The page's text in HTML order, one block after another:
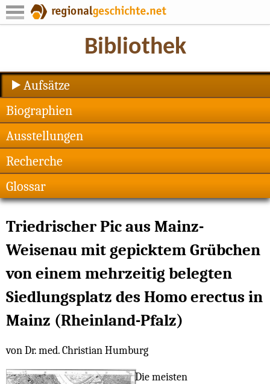
Aufsätze
Biographien
Ausstellungen
Recherche
Glossar
Triedrischer Pic aus Mainz-
Weisenau mit gepicktem Grübchen
von einem mehrzeitig belegten
Siedlungsplatz des Homo erectus in
Mainz (Rheinland-Pfalz)
von Dr. med. Christian Humburg
Die meisten